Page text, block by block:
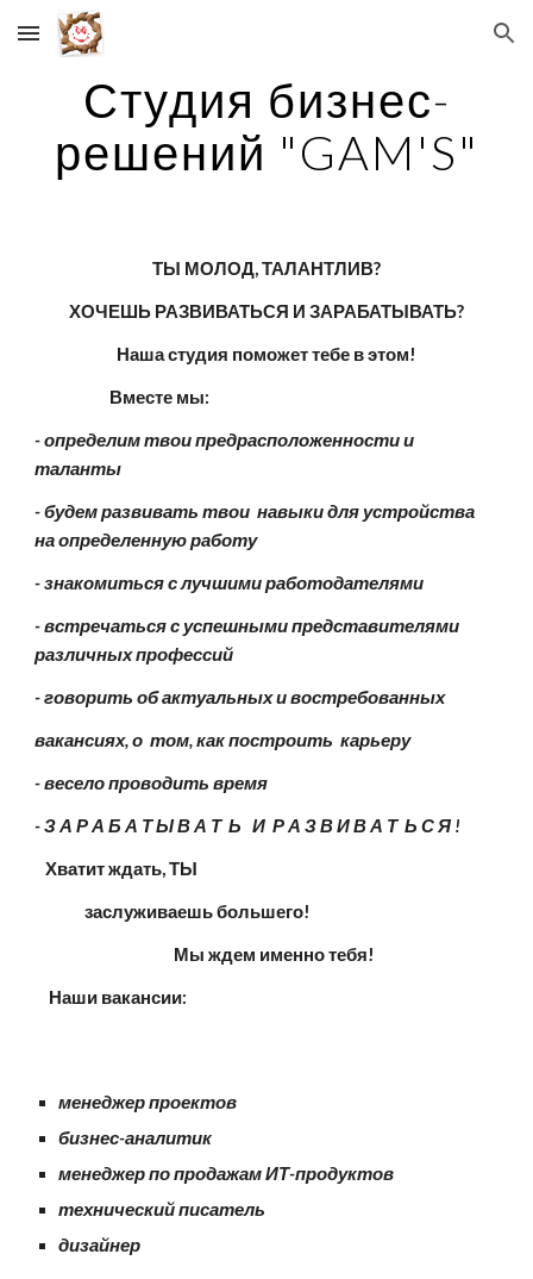
Skip to main content Skip to navigation
Студия бизнес-
решений "GAM'S"
ТЫ МОЛОД, ТАЛАНТЛИВ?
ХОЧЕШЬ РАЗВИВАТЬСЯ И ЗАРАБАТЫВАТЬ?
Наша студия поможет тебе в этом!
                     Вместе мы:
- определим твои предрасположенности и
таланты
- будем развивать твои  навыки для устройства
на определенную работу
- знакомиться с лучшими работодателями
- встречаться с успешными представителями
различных профессий
- говорить об актуальных и востребованных
вакансиях, о  том, как построить  карьеру
- весело проводить время
- З А Р А Б А Т Ы В А Т  Ь   И  Р А З В И В А Т  Ь С Я !
Хватит ждать, ТЫ
              заслуживаешь большего!
    Мы ждем именно тебя!
    Наши вакансии:
менеджер проектов
бизнес-аналитик
менеджер по продажам ИТ-продуктов
технический писатель
дизайнер